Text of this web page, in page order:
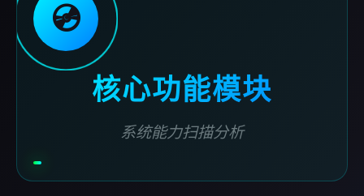
💿
核心功能模块
系统能力扫描分析